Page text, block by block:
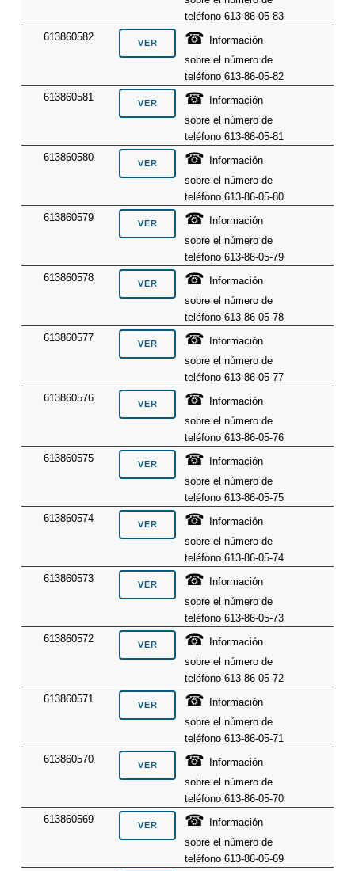
teléfono 613-86-05-83
613860582
☎
Información
sobre el número de
teléfono 613-86-05-82
613860581
☎
Información
sobre el número de
teléfono 613-86-05-81
613860580
☎
Información
sobre el número de
teléfono 613-86-05-80
613860579
☎
Información
sobre el número de
teléfono 613-86-05-79
613860578
☎
Información
sobre el número de
teléfono 613-86-05-78
613860577
☎
Información
sobre el número de
teléfono 613-86-05-77
613860576
☎
Información
sobre el número de
teléfono 613-86-05-76
613860575
☎
Información
sobre el número de
teléfono 613-86-05-75
613860574
☎
Información
sobre el número de
teléfono 613-86-05-74
613860573
☎
Información
sobre el número de
teléfono 613-86-05-73
613860572
☎
Información
sobre el número de
teléfono 613-86-05-72
613860571
☎
Información
sobre el número de
teléfono 613-86-05-71
613860570
☎
Información
sobre el número de
teléfono 613-86-05-70
613860569
☎
Información
sobre el número de
teléfono 613-86-05-69